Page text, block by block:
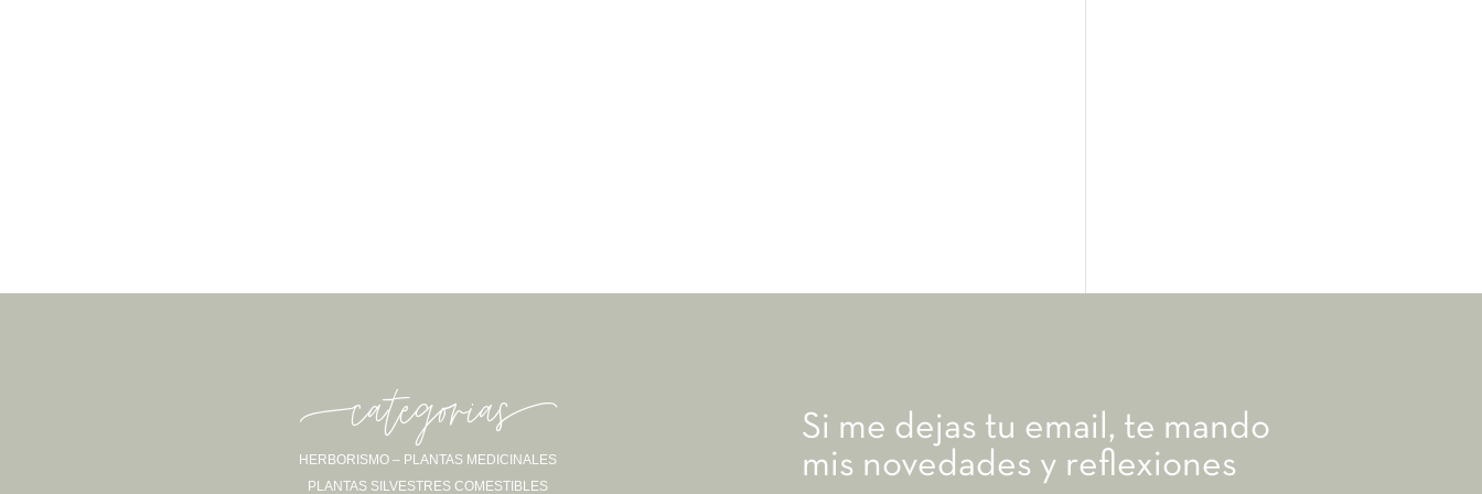
-categorias-
HERBORISMO – PLANTAS MEDICINALES
PLANTAS SILVESTRES COMESTIBLES
Si me dejas tu email, te mando
mis novedades y reflexiones